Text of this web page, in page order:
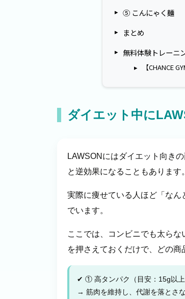
⑤ こんにゃく麺
まとめ
無料体験トレーニ
【CHANCE
ダイエット中に
LAWSONにはダイエット向き
と逆効果になることもあります。
実際に痩せている人ほど「な
でいます。
ここでは、コンビニでも太らな
を押さえておくだけで、どの商
✔ ① 高タンパク（目安：15g以
→ 筋肉を維持し、代謝を落とさ